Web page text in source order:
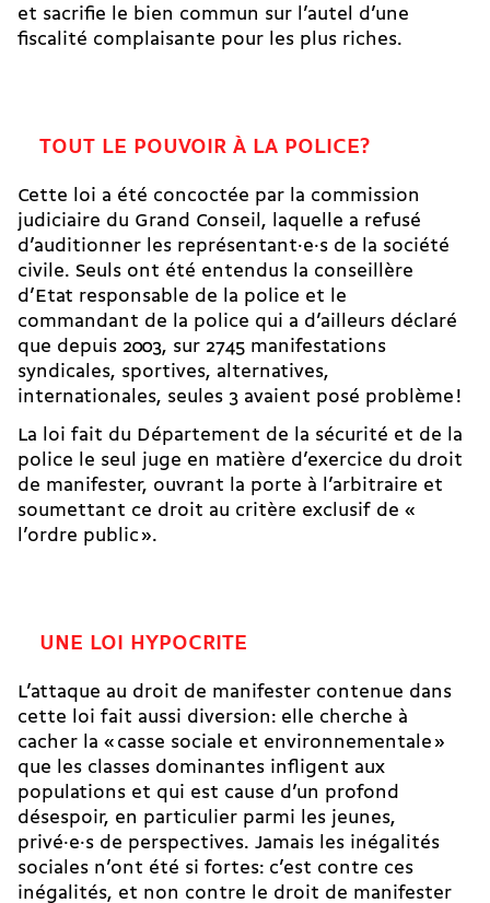
et sacrifie le bien commun sur l’autel d’une
fiscalité complaisante pour les plus riches.
TOUT LE POUVOIR À LA POLICE?
Cette loi a été concoctée par la commission
judiciaire du Grand Conseil, laquelle a refusé
d’auditionner les représentant·e·s de la société
civile. Seuls ont été entendus la conseillère
d’Etat responsable de la police et le
commandant de la police qui a d’ailleurs déclaré
que depuis 2003, sur 2745 manifestations
syndicales, sportives, alternatives,
internationales, seules 3 avaient posé problème !
La loi fait du Département de la sécurité et de la
police le seul juge en matière d’exercice du droit
de manifester, ouvrant la porte à l’arbitraire et
soumettant ce droit au critère exclusif de «
l’ordre public ».
UNE LOI HYPOCRITE
L’attaque au droit de manifester contenue dans
cette loi fait aussi diversion: elle cherche à
cacher la « casse sociale et environnementale »
que les classes dominantes infligent aux
populations et qui est cause d’un profond
désespoir, en particulier parmi les jeunes,
privé·e·s de perspectives. Jamais les inégalités
sociales n’ont été si fortes: c’est contre ces
inégalités, et non contre le droit de manifester